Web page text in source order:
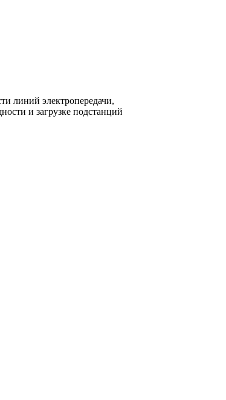
линий электропередачи,
и загрузке подстанций